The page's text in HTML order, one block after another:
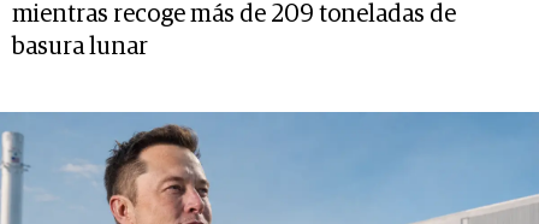
mientras recoge más de 209 toneladas de
basura lunar